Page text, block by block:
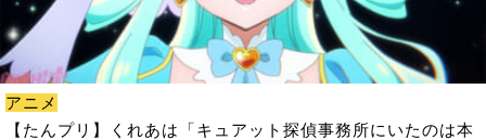
アニメ
【たんプリ】くれあは「キュアット探偵事務所にいたのは本